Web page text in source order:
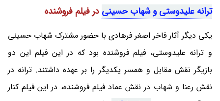
ترانه علیدوستی و شهاب حسینی در فیلم فروشنده
یکی دیگر آثار فاخر اصغر فرهادی با حضور مشترک شهاب حسینی
و ترانه علیدوستی، فیلم فروشنده بود که در این فیلم این دو
بازیگر نقش مقابل و همسر یکدیگر را بر عهده داشتند. ترانه در
نقش رعنا و شهاب در نقش عماد فیلم فروشنده، در این فیلم کنار